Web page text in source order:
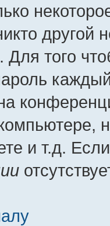
другой
Для того
и т.д.